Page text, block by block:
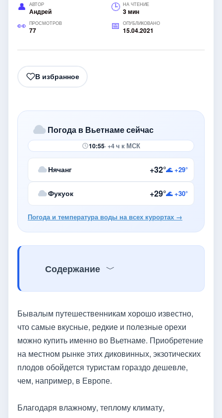
АВТОР
Андрей
НА ЧТЕНИЕ
3 мин
ПРОСМОТРОВ
77
ОПУБЛИКОВАНО
15.04.2021
В избранное
Погода в Вьетнаме сейчас
10:55· +4 ч к МСК
Нячанг +32°🌊 +29°
Фукуок +29°🌊 +30°
Погода и температура воды на всех курортах →
Содержание
Бывалым путешественникам хорошо известно,
что самые вкусные, редкие и полезные орехи
можно купить именно во Вьетнаме. Приобретение
на местном рынке этих диковинных, экзотических
плодов обойдется туристам гораздо дешевле,
чем, например, в Европе.
Благодаря влажному, теплому климату,